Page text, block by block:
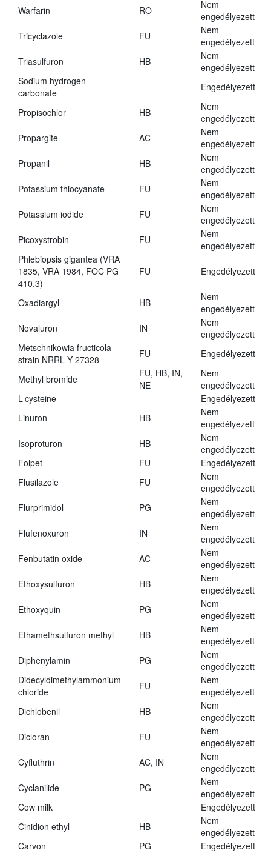
Warfarin
RO
Nem
engedélyezett
Tricyclazole
FU
Nem
engedélyezett
Triasulfuron
HB
Nem
engedélyezett
Sodium hydrogen
carbonate
Engedélyezett
Propisochlor HB
Nem
engedélyezett
Propargite
AC
Nem
engedélyezett
Propanil
HB
Nem
engedélyezett
Potassium thiocyanate
FU
Nem
engedélyezett
Potassium iodide
FU
Nem
engedélyezett
Picoxystrobin
FU
Nem
engedélyezett
Phlebiopsis gigantea (VRA
1835, VRA 1984, FOC PG
410.3)
FU Engedélyezett
Oxadiargyl HB
Nem
engedélyezett
Novaluron
IN
Nem
engedélyezett
Metschnikowia fructicola
strain NRRL Y-27328
FU Engedélyezett
Methyl bromide
FU, HB, IN,
NE
Nem
engedélyezett
L-cysteine
Engedélyezett
Linuron
HB
Nem
engedélyezett
Isoproturon
HB
Nem
engedélyezett
Folpet
FU
Engedélyezett
Flusilazole
FU
Nem
engedélyezett
Flurprimidol
PG
Nem
engedélyezett
Flufenoxuron
IN
Nem
engedélyezett
Fenbutatin oxide
AC
Nem
engedélyezett
Ethoxysulfuron
HB
Nem
engedélyezett
Ethoxyquin
PG
Nem
engedélyezett
Ethamethsulfuron methyl
HB
Nem
engedélyezett
Diphenylamin
PG
Nem
engedélyezett
Didecyldimethylammonium
chloride
FU
Nem
engedélyezett
Dichlobenil
HB
Nem
engedélyezett
Dicloran
FU
Nem
engedélyezett
Cyfluthrin
AC, IN
Nem
engedélyezett
Cyclanilide
PG
Nem
engedélyezett
Cow milk
Engedélyezett
Cinidion ethyl
HB
Nem
engedélyezett
Carvon
PG Engedélyezett